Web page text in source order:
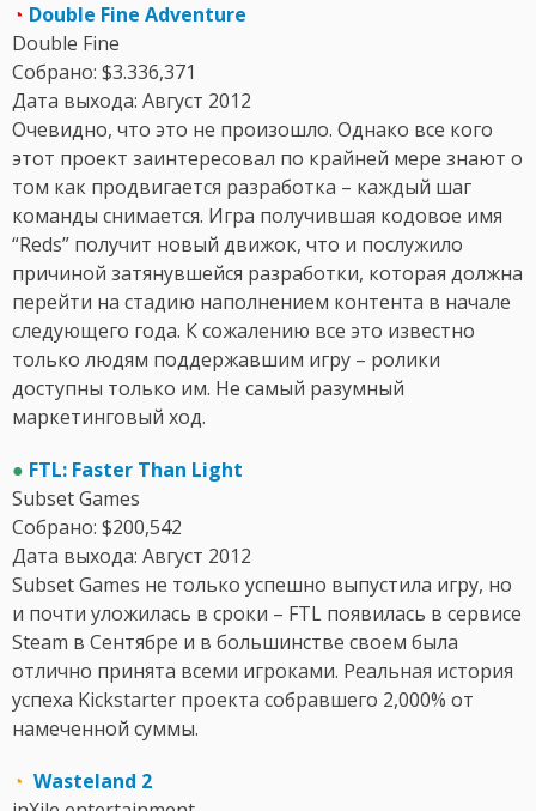
◔ Double Fine Adventure
Double Fine
Собрано: $3.336,371
Дата выхода: Август 2012
Очевидно, что это не произошло. Однако все кого
этот проект заинтересовал по крайней мере знают о
том как продвигается разработка – каждый шаг
команды снимается. Игра получившая кодовое имя
“Reds” получит новый движок, что и послужило
причиной затянувшейся разработки, которая должна
перейти на стадию наполнением контента в начале
следующего года. К сожалению все это известно
только людям поддержавшим игру – ролики
доступны только им. Не самый разумный
маркетинговый ход.
● FTL: Faster Than Light
Subset Games
Собрано: $200,542
Дата выхода: Август 2012
Subset Games не только успешно выпустила игру, но
и почти уложилась в сроки – FTL появилась в сервисе
Steam в Сентябре и в большинстве своем была
отлично принята всеми игроками. Реальная история
успеха Kickstarter проекта собравшего 2,000% от
намеченной суммы.
◔ Wasteland 2